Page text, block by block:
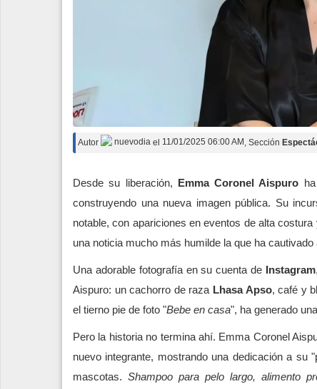
Autor nuevodia el 11/01/2025 06:00 AM , Sección
Desde su liberación, Emma Coronel Aispuro
construyendo una nueva imagen pública. Su
notable, con apariciones en eventos de alta
una noticia mucho más humilde la que ha
Una adorable fotografía en su cuenta de Instagram
Aispuro: un cachorro de raza Lhasa Apso, café y
el tierno pie de foto "Bebe en casa", ha generado
Pero la historia no termina ahí. Emma Coronel
nuevo integrante, mostrando una dedicación a su
mascotas. Shampoo para pelo largo, alimento